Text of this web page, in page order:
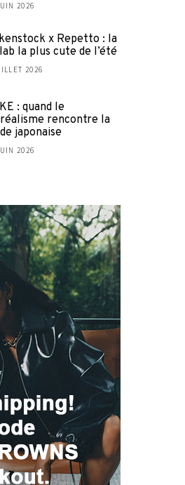
2026
x Repetto : la
la plus cute de l’été
2026
: quand le
rencontre la
japonaise
2026